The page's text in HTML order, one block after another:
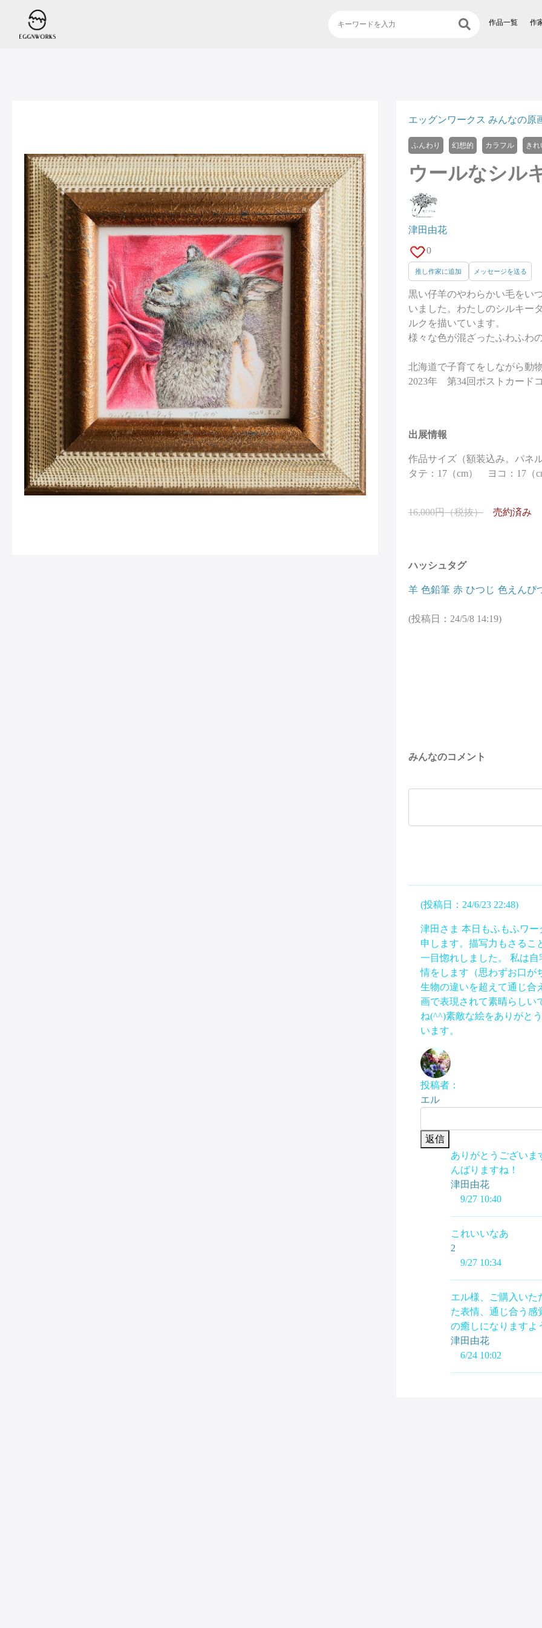
作品一覧 作
エッグンワークス みんなの原
ふんわり 幻想的 カラフル きれ
ウールなシル
津田由花
0
推し作家に追加 メッセージを送る
黒い仔羊のやわらかい毛をい
いました。わたしのシルキー
ルクを描いています。
様々な色が混ざったふわふわ
北海道で子育てをしながら動
2023年 第34回ポストカード
出展情報
作品サイズ（額装込み。パネ
タテ：17（cm） ヨコ：17（
16,000円（税抜） 売約済み
ハッシュタグ
羊 色鉛筆 赤 ひつじ 色えんぴ
(投稿日：24/5/8 14:19)
みんなのコメント
(投稿日：24/6/23 22:48)
津田さま 本日もふもふワ
申します。描写力もさる
一目惚れしました。 私は
情をします（思わずお口
生物の違いを超えて通じ合
画で表現されて素晴らしい
ね(^^)素敵な絵をありがと
います。
投稿者：
エル
返信
ありがとうございま
んばりますね！
津田由花
9/27 10:40
これいいなあ
2
9/27 10:34
エル様、ご購入いた
た表情、通じ合う感
の癒しになりますよ
津田由花
6/24 10:02